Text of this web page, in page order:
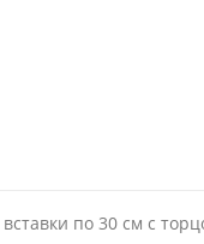
по 30 см с